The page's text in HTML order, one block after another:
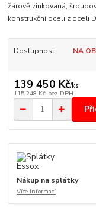
žárově zinkovaná,
konstrukční oceli z oceli
Dostupnost NA
139 450 Kč/ks
115 248 Kč bez DPH
Nákup na splátky
Více informací